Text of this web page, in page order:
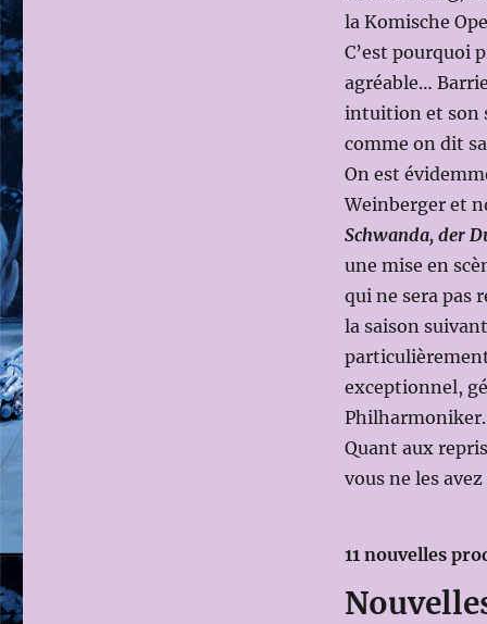
la Komische
C’est pourquoi
agréable…
intuition et son
comme on dit
On est
Weinberger et
Schwanda, der
une mise en
qui ne sera pas
la saison
exceptionnel,
Philharmoniker.
Quant aux
vous ne les
11 nouvelles